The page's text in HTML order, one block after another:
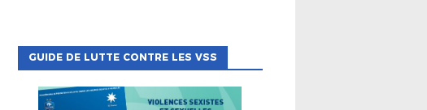
GUIDE DE LUTTE CONTRE LES VSS